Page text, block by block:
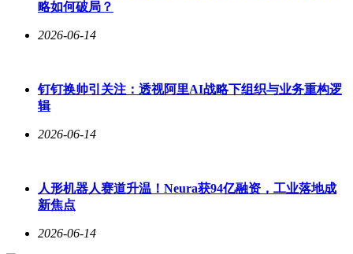
略如何破局？
2026-06-14
钉钉换帅引关注：透视阿里AI战略下组织与业务重构逻
辑
2026-06-14
人形机器人赛道升温！Neura获94亿融资，工业落地成
新焦点
2026-06-14